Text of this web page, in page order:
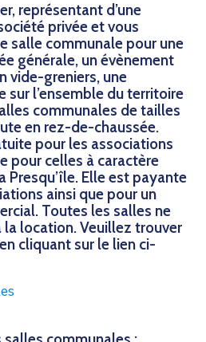
représentant d’une
privée et vous
salle communale pour une
générale, un évènement
vide-greniers, une
sur l’ensemble du territoire
communales de tailles
en rez-de-chaussée.
pour les associations
pour celles à caractère
Presqu’île. Elle est payante
ainsi que pour un
Toutes les salles ne
location. Veuillez trouver
cliquant sur le lien ci-